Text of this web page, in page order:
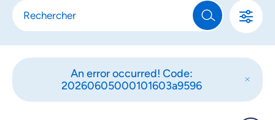
An error occurred! Code:
20260605000101603a9596